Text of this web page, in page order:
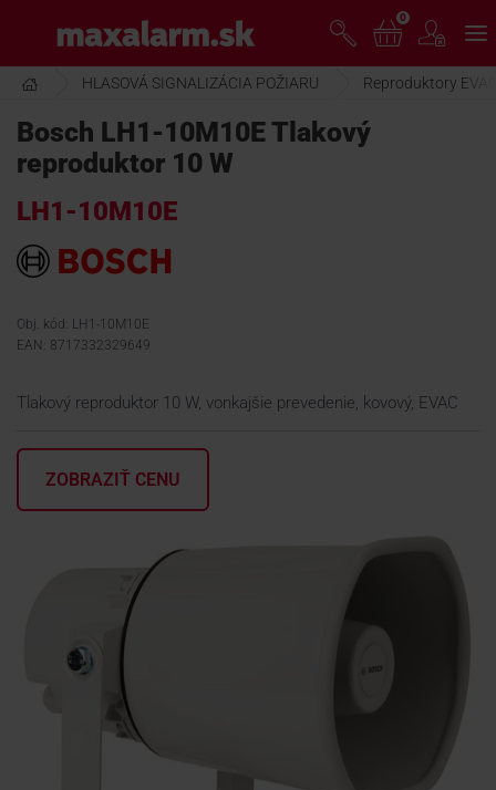
hlavnému
obsahu
www.maxalarm.sk
AKCIA MESIACA
PRODUKTY
SPOLOČNOSŤ
ŠKOLENIE
PODPORA
0
HLASOVÁ SIGNALIZÁCIA POŽIARU Reproduktory
Bosch LH1-10M10E Tlakový
reproduktor 10 W
LH1-10M10E
Obj. kód: LH1-10M10E
EAN: 8717332329649
Tlakový reproduktor 10 W, vonkajšie prevedenie, kovový, EVAC
ZOBRAZIŤ CENU